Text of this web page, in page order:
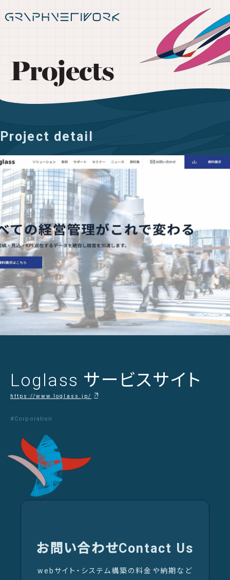
Projects
Project detail
Loglass サービスサイト
https://www.loglass.jp/
#Corporation
お問い合わせContact Us
webサイト・システム構築の料金や納期など